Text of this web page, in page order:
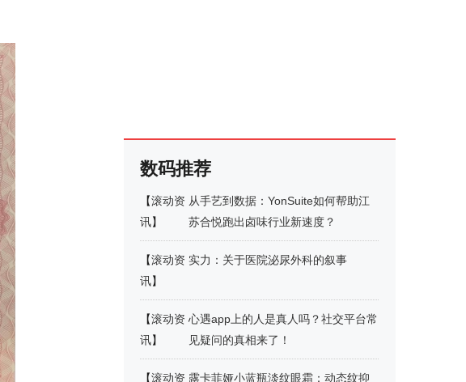
数码推荐
【滚动资
讯】
从手艺到数据：YonSuite如何帮助江
苏合悦跑出卤味行业新速度？
【滚动资
讯】
实力：关于医院泌尿外科的叙事
【滚动资
讯】
心遇app上的人是真人吗？社交平台常
见疑问的真相来了！
【滚动资 露卡菲娅小蓝瓶淡纹眼霜：动态纹抑